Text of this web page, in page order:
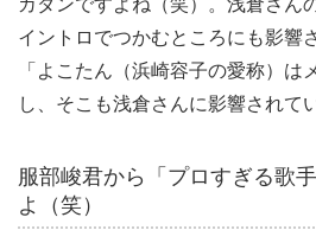
イントロでつかむところにも影響
「よこたん（浜崎容子の愛称）は
し、そこも浅倉さんに影響されて
服部峻君から「プロすぎる歌
よ（笑）